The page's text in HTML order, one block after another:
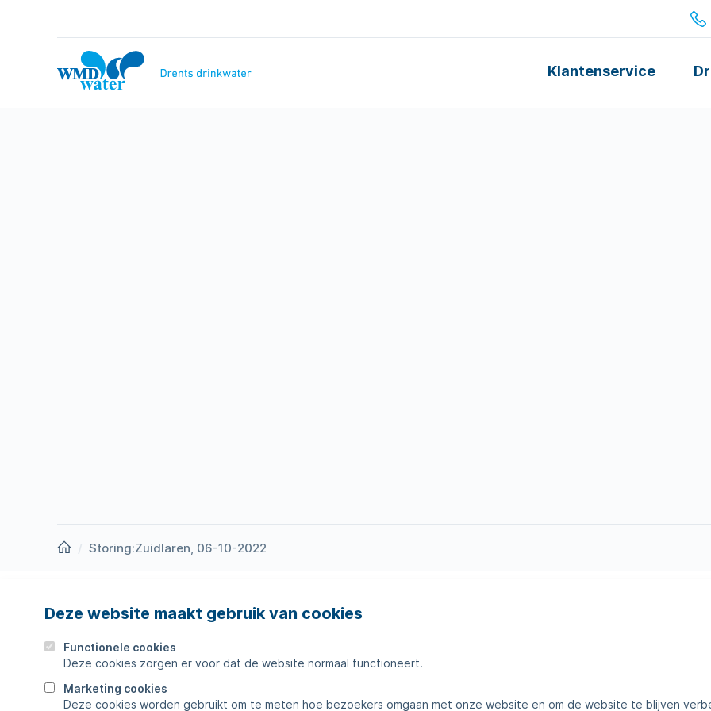
Deze website maakt gebruik van cookies
Functionele cookies
Deze cookies zorgen er voor dat de website normaal functioneert.
Marketing cookies
Deze cookies worden gebruikt om te meten hoe bezoekers omgaan met onze website en om de website te blijven
WMD
Drinkwater
Klantenservice
Homepage
Storing:Zuidlaren, 06-10-2022
Nieuws
Werken bij
Zakelijk
Storingen
Veelgestelde vragen